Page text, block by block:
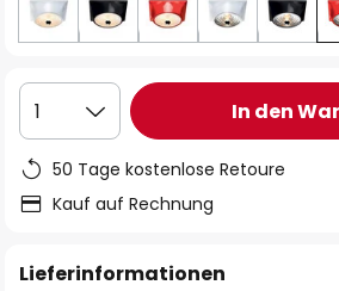
1 In den
50 Tage kostenlose Retoure
Kauf auf Rechnung
Lieferinformationen